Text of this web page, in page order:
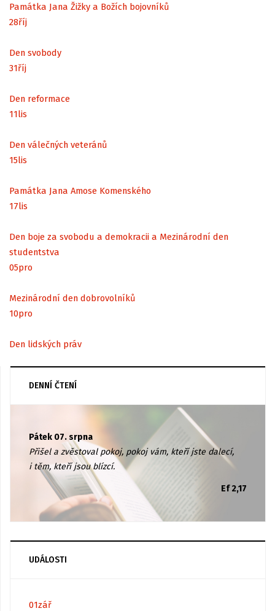
Památka Jana Žižky a Božích bojovníků
28říj
Den svobody
31říj
Den reformace
11lis
Den válečných veteránů
15lis
Památka Jana Amose Komenského
17lis
Den boje za svobodu a demokracii a Mezinárodní den
studentstva
05pro
Mezinárodní den dobrovolníků
10pro
Den lidských práv
DENNÍ ČTENÍ
Pátek 07. srpna
Přišel a zvěstoval pokoj, pokoj vám, kteří jste dalecí,
i těm, kteří jsou blízcí.
Ef 2,17
UDÁLOSTI
01zář